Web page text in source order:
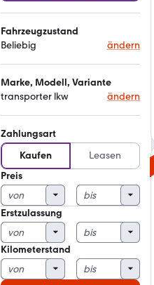
Fahrzeugzustand
Beliebig
ändern
Marke, Modell, Variante
transporter lkw
ändern
Zahlungsart
Kaufen
Leasen
Preis
Erstzulassung
Kilometerstand